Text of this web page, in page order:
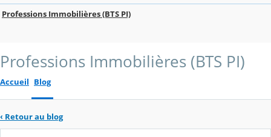
Professions Immobilières (BTS PI)
Professions Immobilières (BTS PI)
Accueil Blog
‹ Retour au blog